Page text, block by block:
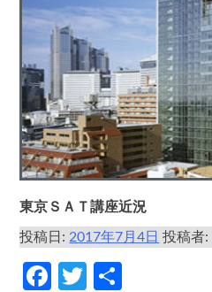
東京ＳＡＴ講座近況
投稿日:2017年7月4日 投稿者:
Facebook
Twitter